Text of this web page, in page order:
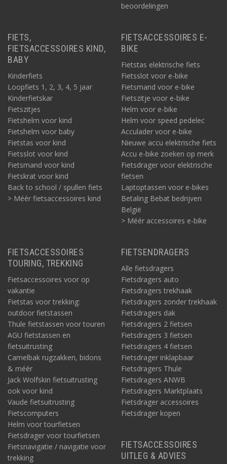
beoordelingen
FIETS,
FIETSACCESSOIRES KIND,
BABY
Kinderfiets
Loopfiets 1, 2, 3, 4, 5 jaar
Kinderfietskar
Fietszitjes
Fietshelm voor kind
Fietshelm voor baby
Fietstas voor kind
Fietsslot voor kind
Fietsmand voor kind
Fietskrat voor kind
Back to school / spullen fiets
> Méér fietsaccessoires kind
FIETSACCESSOIRES E-
BIKE
Fietstas elektrische fiets
Fietsslot voor e-bike
Fietsmand voor e-bike
Fietszitje voor e-bike
Helm voor e-bike
Helm voor speed pedelec
Acculader voor e-bike
Nieuwe accu elektrische fiets
Accu e-bike zoeken op merk
Fietsdrager voor elektrische
fietsen
Laptoptassen voor e-bikes
Betaling Bebat bedrijven
België
> Méér accessoires e-bike
FIETSACCESSOIRES
TOURING, TREKKING
Fietsaccessoires voor op
vakantie
Fietstas voor trekking:
outdoor fietstassen
Thule fietstassen voor touren
AGU fietstassen en
fietsuitrusting
Camelbak rugzakken, bidons
& méér
Jack Wolfskin fietsuitrusting
ook voor kind
Vaude fietsuitrusting
Fietscomputers
Helm voor tourfietsen
Fietsdrager voor tourfietsen
Fietsnavigatie / navigatie voor
trekking
FIETSENDRAGERS
Alle fietsdragers
Fietsdragers auto
Fietsdragers trekhaak
Fietsdragers zonder trekhaak
Fietsdragers dak
Fietsdragers 2 fietsen
Fietsdragers 3 fietsen
Fietsdragers 4 fietsen
Fietsdrager inklapbaar
Fietsdragers Thule
Fietsdragers ANWB
Fietsdragers Marktplaats
Fietsdrager accessoires
Fietsdrager kopen
FIETSACCESSOIRES
UITLEG & ADVIES